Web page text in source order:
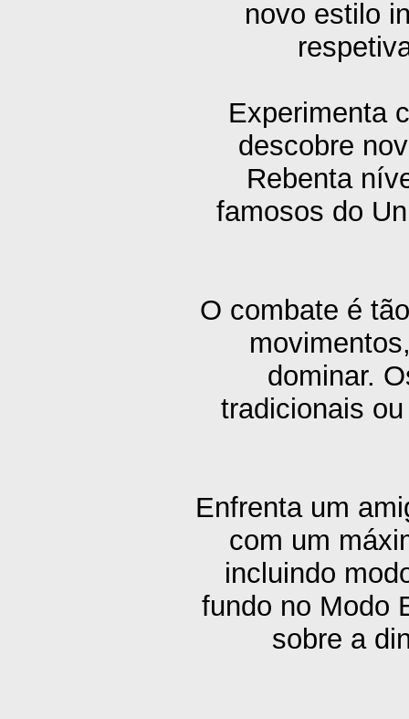
novo estilo
Experimenta
descobre
Rebenta
famosos do
O combate é
dominar.
tradicionais
Enfrenta um
com um
incluindo
fundo no Modo
sobre a